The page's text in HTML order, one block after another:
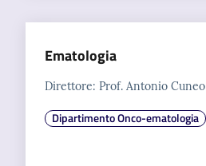
Ematologia
Direttore: Prof. Antonio Cuneo
Dipartimento Onco-ematologia